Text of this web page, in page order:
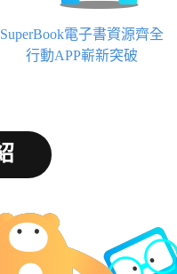
SuperBook電子書資源齊全
行動APP嶄新突破